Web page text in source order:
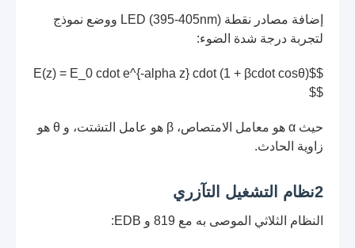
إضافة مصادر نقطة LED (395-405nm) ووضع نموذج
لتجربة درجة شدة الضوء:
$$E(z) = E_0 cdot e^{-alpha z} cdot (1 + βcdot cosθ)
$$
حيث α هو معامل الامتصاص، β هو عامل التشتت، و θ هو
زاوية الحادث.
2نظام التشغيل التآزري
النظام الثلاثي الموصى به مع 819 و EDB: